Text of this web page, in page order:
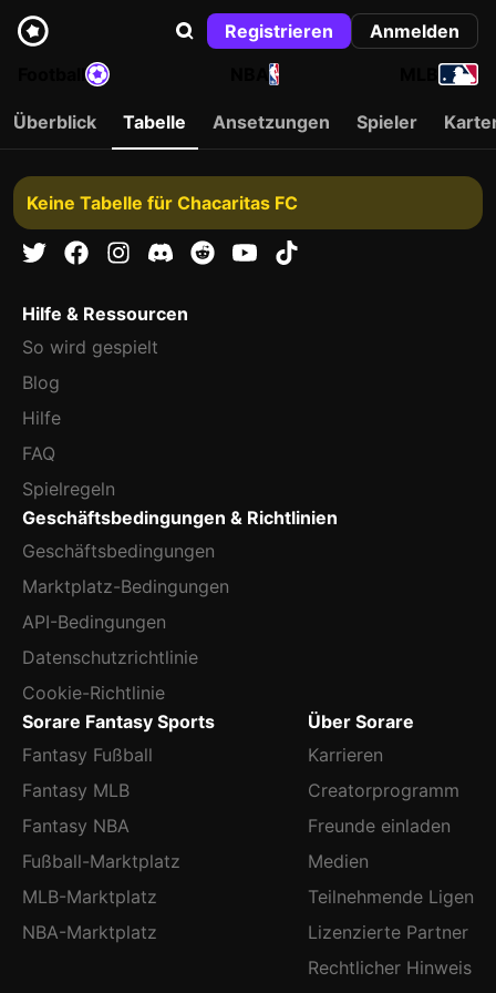
Registrieren
Anmelden
NBA
Überblick Tabelle Ansetzungen Spieler
Keine Tabelle für Chacaritas FC
Hilfe & Ressourcen
So wird gespielt
Blog
Hilfe
FAQ
Spielregeln
Geschäftsbedingungen & Richtlinien
Geschäftsbedingungen
Marktplatz-Bedingungen
API-Bedingungen
Datenschutzrichtlinie
Cookie-Richtlinie
Sorare Fantasy Sports
Fantasy Fußball
Fantasy MLB
Fantasy NBA
Fußball-Marktplatz
MLB-Marktplatz
NBA-Marktplatz
Über Sorare
Karrieren
Creatorprogramm
Freunde einladen
Medien
Teilnehmende Ligen
Lizenzierte Partner
Rechtlicher Hinweis